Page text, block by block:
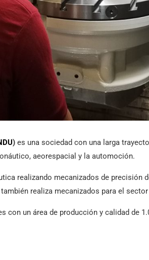
) es una sociedad con una larga
aeorespacial y la automoción.
realizando mecanizados de precisión
realiza mecanizados para el
con un área de producción y calidad de